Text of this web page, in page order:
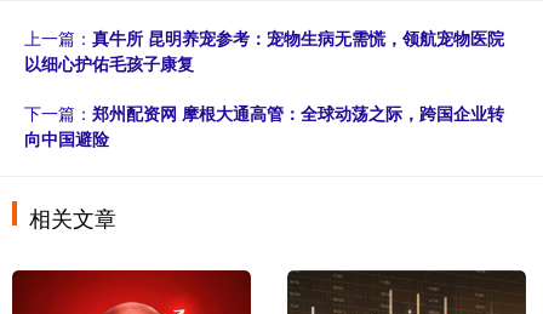
上一篇： 真牛所 昆明养宠参考：宠物生病无需慌，领航宠物医院
以细心护佑毛孩子康复
下一篇： 郑州配资网 摩根大通高管：全球动荡之际，跨国企业转
向中国避险
相关文章